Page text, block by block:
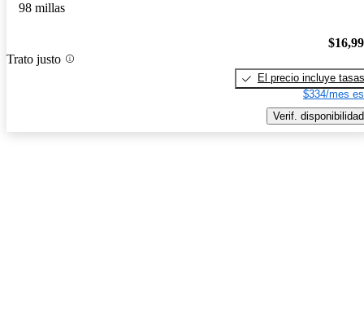
98 millas
Trato justo
El precio incluye tasas
$334/mes
Verif. disponibilidad